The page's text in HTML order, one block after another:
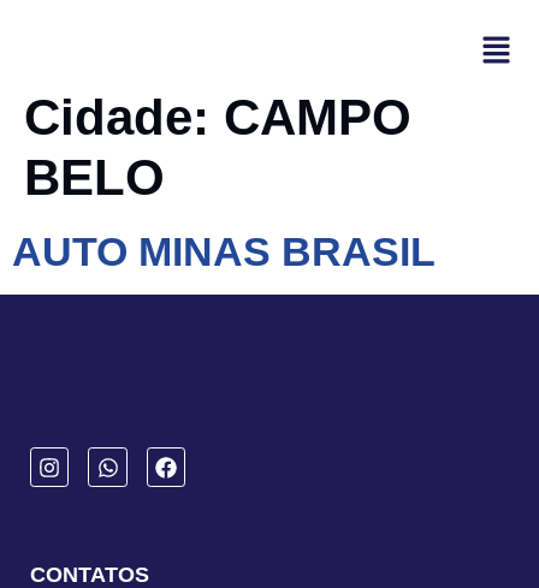
Cidade: CAMPO
BELO
AUTO MINAS BRASIL
CONTATOS